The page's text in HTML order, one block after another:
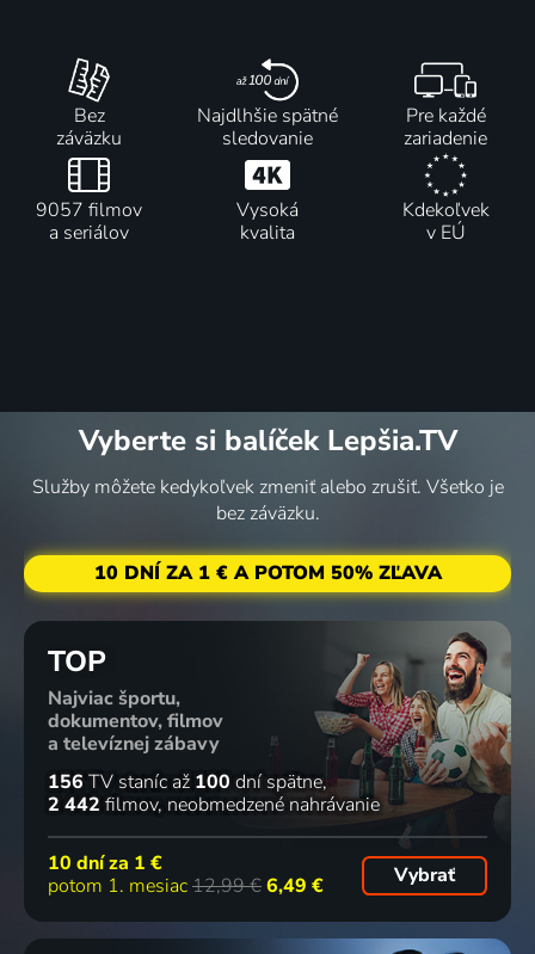
Bez
záväzku
Najdlhšie spätné
sledovanie
Pre každé
zariadenie
9057 filmov
a seriálov
Vysoká
kvalita
Kdekoľvek
v EÚ
Vyberte si balíček Lepšia.TV
Služby môžete kedykoľvek zmeniť alebo zrušiť. Všetko je
bez záväzku.
10 DNÍ ZA 1 € A POTOM 50% ZĽAVA
TOP
Najviac športu,
dokumentov, filmov
a televíznej zábavy
156 TV staníc až 100 dní spätne
2 442 filmov neobmedzené nahrávanie
10 dní za 1 €
potom 1. mesiac12,99 €6,49 € Vybrať